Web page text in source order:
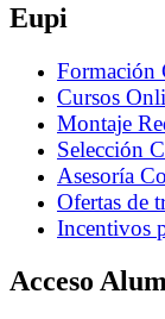
Eupi
Formación
Cursos
Montaje
Selección
Asesoría
Ofertas de
Incentivos
Acceso